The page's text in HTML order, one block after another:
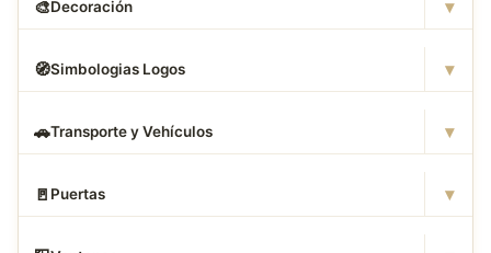
🎨Decoración ▾
🧭Simbologias Logos ▾
🚗Transporte y Vehículos ▾
🚪 Puertas ▾